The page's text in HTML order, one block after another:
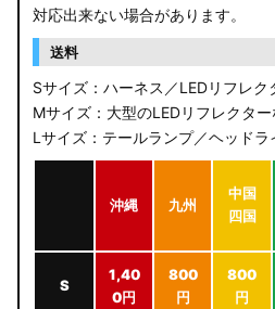
対応出来ない場合があります。
送料
Sサイズ：ハーネス／LEDリフレク
Mサイズ：大型のLEDリフレクタ
Lサイズ：テールランプ／ヘッドラ
沖縄 九州
中国
四国
S
1,40
0円
800
円
800
円